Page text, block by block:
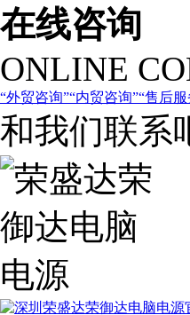
在线咨询
ONLINE
外贸咨询 内贸咨询 售后服
和我们联系